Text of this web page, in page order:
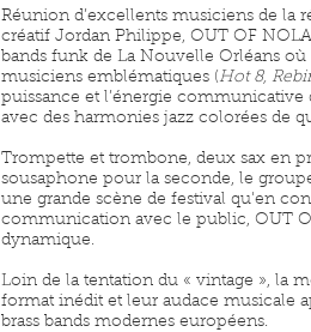
Réunion d’excellents musiciens de la
créatif Jordan Philippe, OUT OF
bands funk de La Nouvelle Orléans
musiciens emblématiques (Hot 8,
puissance et l’énergie
avec des harmonies jazz colorées de
Trompette et trombone, deux sax en
sousaphone pour la seconde, le
une grande scène de festival qu'en
communication avec le public, OUT
dynamique.
Loin de la tentation du « vintage », la
format inédit et leur audace musicale
brass bands modernes européens.